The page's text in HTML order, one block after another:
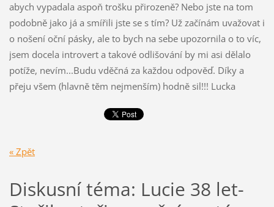
abych vypadala aspoň trošku přirozeně? Nebo jste na tom
podobně jako já a smířili jste se s tím? Už začínám uvažovat i
o nošení oční pásky, ale to bych na sebe upozornila o to víc,
jsem docela introvert a takové odlišování by mi asi dělalo
potíže, nevím...Budu vděčná za každou odpověď. Díky a
přeju všem (hlavně těm nejmenším) hodně sil!!! Lucka
« Zpět
Diskusní téma: Lucie 38 let-